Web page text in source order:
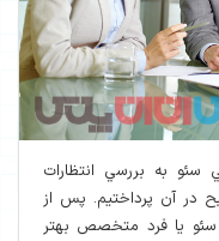
به بررسي انتظارات
در آن پرداختيم. پس از
يا فرد متخصص بهتر